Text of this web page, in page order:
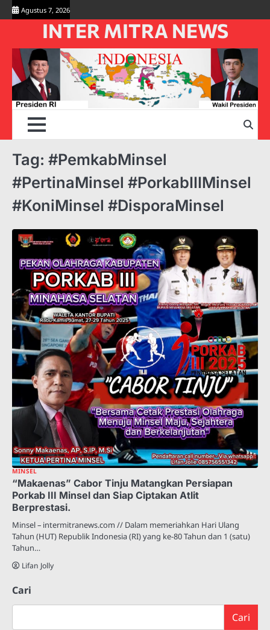
Skip
to
Agustus 7, 2026
INTER MITRA NEWS
Tag: #PemkabMinsel
#PertinaMinsel #PorkabIIIMinsel
#KoniMinsel #DisporaMinsel
MINSEL
“Makaenas” Cabor Tinju Matangkan Persiapan
Porkab III Minsel dan Siap Ciptakan Atlit
Berprestasi.
Minsel – intermitranews.com // Dalam memeriahkan Hari Ulang
Tahun (HUT) Republik Indonesia (RI) yang ke-80 Tahun dan 1 (satu)
Tahun…
Lifan Jolly
Cari
Cari